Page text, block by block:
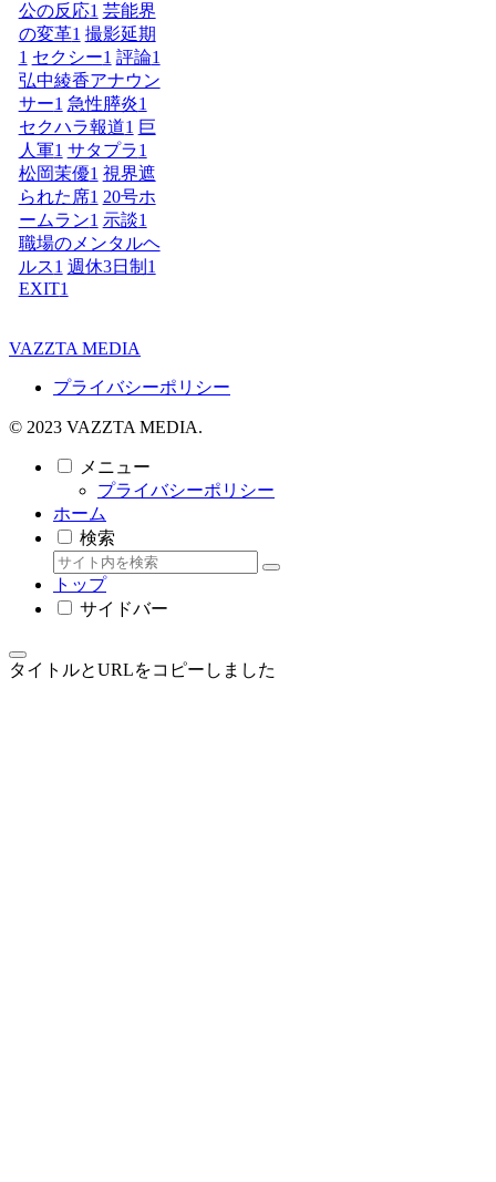
公の反応1 芸能界
の変革1 撮影延期
1 セクシー1 評論1
弘中綾香アナウン
サー1 急性膵炎1
セクハラ報道1 巨
人軍1 サタプラ1
松岡茉優1 視界遮
られた席1 20号ホ
ームラン1 示談1
職場のメンタルヘ
ルス1 週休3日制 1
EXIT1
VAZZTA MEDIA
プライバシーポリシー
© 2023 VAZZTA MEDIA.
メニュー
プライバシーポリシー
ホーム
検索
トップ
サイドバー
タイトルとURLをコピーしました